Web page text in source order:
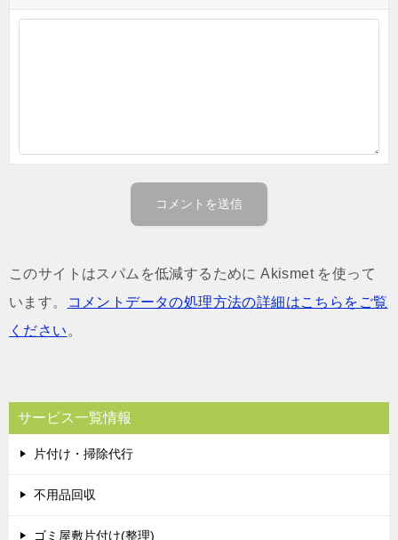
このサイトはスパムを低減するために Akismet を使って
います。
コメントデータの処理方法の詳細はこちらをご覧
ください 。
サービス一覧情報
片付け・掃除代行
不用品回収
ゴミ屋敷片付け(整理)